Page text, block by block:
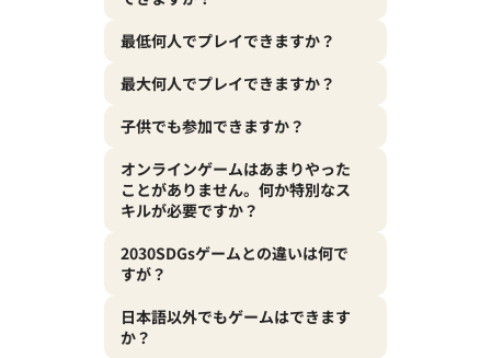
最低何人でプレイできますか？
最大何人でプレイできますか？
子供でも参加できますか？
オンラインゲームはあまりやった
ことがありません。何か特別なス
キルが必要ですか？
2030SDGsゲームとの違いは何で
すが？
日本語以外でもゲームはできます
か？